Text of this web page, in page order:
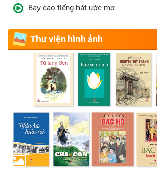
Bay cao tiếng hát ước mơ
Thư viện hình ảnh